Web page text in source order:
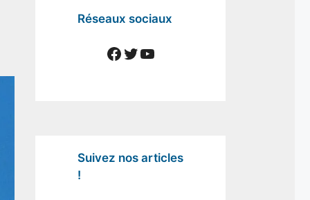
Réseaux sociaux
Facebook
Twitter
YouTube
Suivez nos articles
!